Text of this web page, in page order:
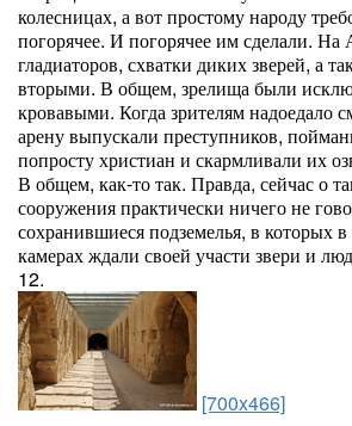
колесницах, а вот простому народу
погорячее. И погорячее им сделали.
гладиаторов, схватки диких зверей, а
вторыми. В общем, зрелища были
кровавыми. Когда зрителям надоедало
арену выпускали преступников,
попросту христиан и скармливали их
В общем, как-то так. Правда, сейчас о
сооружения практически ничего не
сохранившиеся подземелья, в которых
камерах ждали своей участи звери и
12.
[700x466]